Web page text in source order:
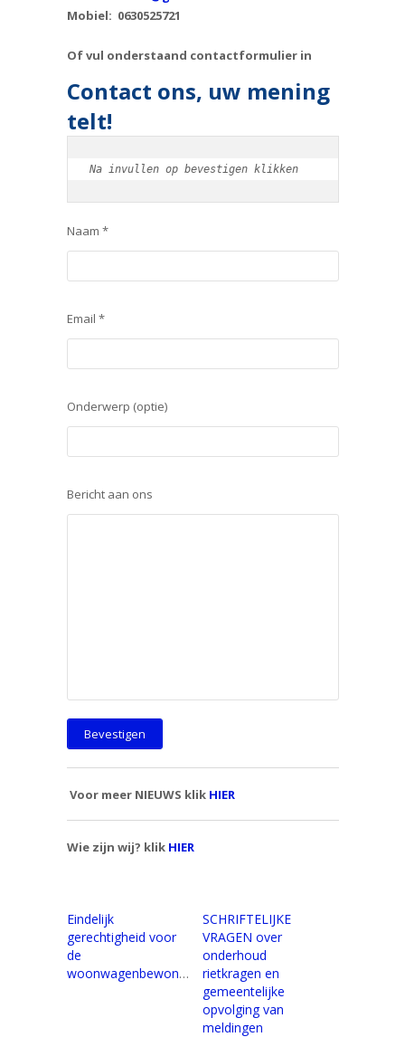
Mobiel: 0630525721
Of vul onderstaand contactformulier in
Contact ons, uw mening
telt!
Na invullen op bevestigen klikken
Naam *
Email *
Onderwerp (optie)
Bericht aan ons
Voor meer NIEUWS klik HIER
Wie zijn wij? klik HIER
Eindelijk
gerechtigheid voor
de
woonwagenbewoners
SCHRIFTELIJKE
VRAGEN over
onderhoud
rietkragen en
gemeentelijke
opvolging van
meldingen